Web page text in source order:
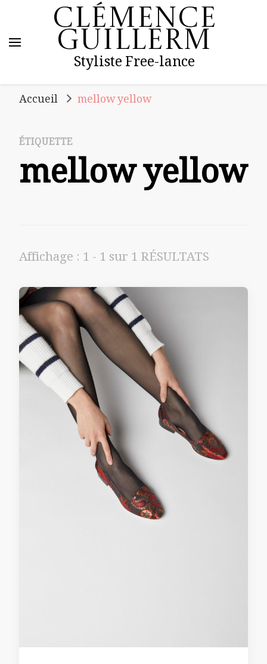
Clémence
Guillerm
Styliste Free-lance
Accueil mellow yellow
ÉTIQUETTE
mellow yellow
Affichage : 1 - 1 sur 1 RÉSULTATS